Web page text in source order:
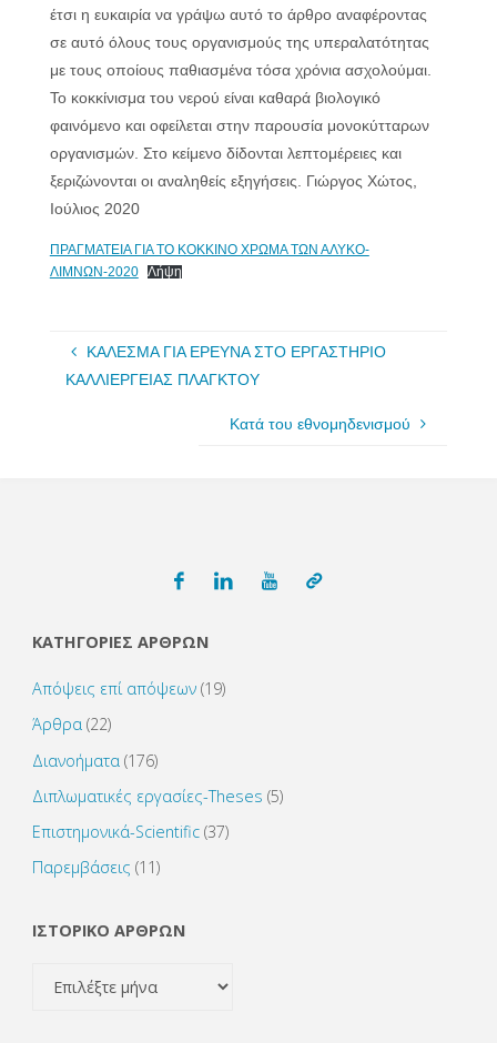
έτσι η ευκαιρία να γράψω αυτό το άρθρο αναφέροντας
σε αυτό όλους τους οργανισμούς της υπεραλατότητας
με τους οποίους παθιασμένα τόσα χρόνια ασχολούμαι.
Το κοκκίνισμα του νερού είναι καθαρά βιολογικό
φαινόμενο και οφείλεται στην παρουσία μονοκύτταρων
οργανισμών. Στο κείμενο δίδονται λεπτομέρειες και
ξεριζώνονται οι αναληθείς εξηγήσεις. Γιώργος Χώτος,
Ιούλιος 2020
ΠΡΑΓΜΑΤΕΙΑ ΓΙΑ ΤΟ ΚΟΚΚΙΝΟ ΧΡΩΜΑ ΤΩΝ ΑΛΥΚΟ-
ΛΙΜΝΩΝ-2020
Λήψη
ΚΑΛΕΣΜΑ ΓΙΑ ΕΡΕΥΝΑ ΣΤΟ ΕΡΓΑΣΤΗΡΙΟ
ΚΑΛΛΙΕΡΓΕΙΑΣ ΠΛΑΓΚΤΟΥ
Κατά του εθνομηδενισμού
ΚΑΤΗΓΟΡΙΕΣ ΑΡΘΡΩΝ
Απόψεις επί απόψεων(19)
Άρθρα(22)
Διανοήματα (176)
Διπλωματικές εργασίες-Theses (5)
Επιστημονικά-Scientific(37)
Παρεμβάσεις (11)
ΙΣΤΟΡΙΚΟ ΑΡΘΡΩΝ
ΙΣΤΟΡΙΚΟ